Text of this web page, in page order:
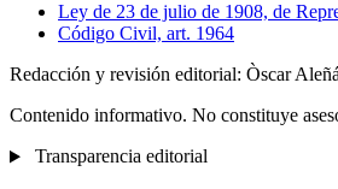
Ley de 23 de julio de 1908, de
Código Civil, art. 1964
Redacción y revisión editorial: Òscar
Contenido informativo. No constituye
Transparencia editorial